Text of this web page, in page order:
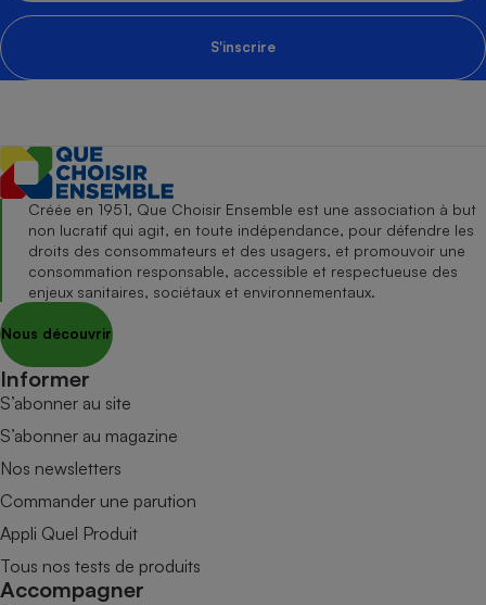
S'inscrire
Créée en 1951, Que Choisir Ensemble est une association à but
non lucratif qui agit, en toute indépendance, pour défendre les
droits des consommateurs et des usagers, et promouvoir une
consommation responsable, accessible et respectueuse des
enjeux sanitaires, sociétaux et environnementaux.
Nous découvrir
Informer
S’abonner au site
S’abonner au magazine
Nos newsletters
Commander une parution
Appli Quel Produit
Tous nos tests de produits
Accompagner